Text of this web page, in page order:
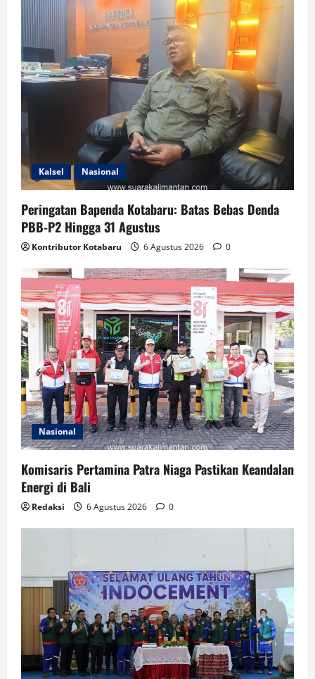
Kalsel Nasional
Peringatan Bapenda Kotabaru: Batas Bebas Denda
PBB-P2 Hingga 31 Agustus
Kontributor Kotabaru 6 Agustus 2026 0
Nasional
Komisaris Pertamina Patra Niaga Pastikan Keandalan
Energi di Bali
Redaksi 6 Agustus 2026 0